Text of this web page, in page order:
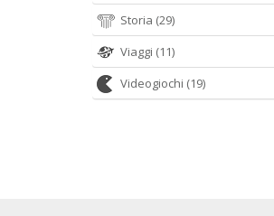
Storia (29)
Viaggi (11)
Videogiochi (19)